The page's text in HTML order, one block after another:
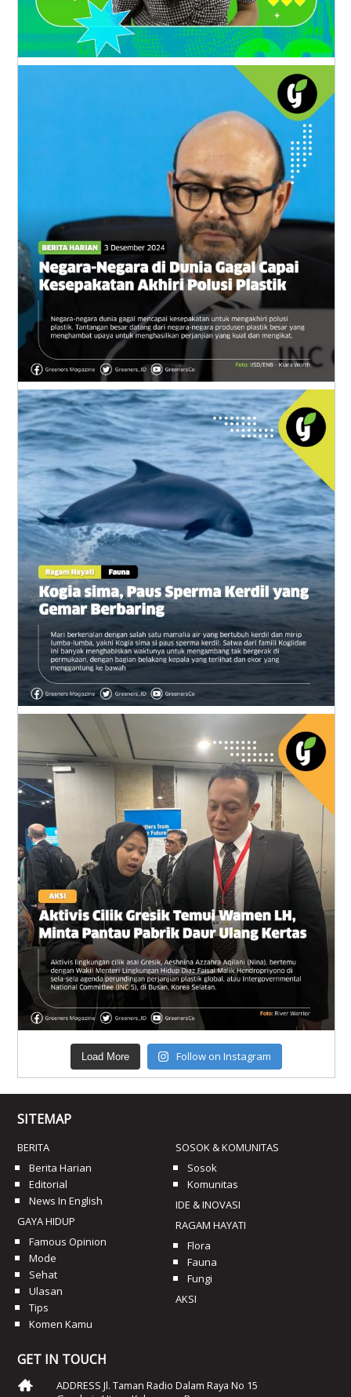
Load More Follow on Instagram
SITEMAP
BERITA
Berita Harian
Editorial
News In English
GAYA HIDUP
Famous Opinion
Mode
Sehat
Ulasan
Tips
Komen Kamu
SOSOK & KOMUNITAS
Sosok
Komunitas
IDE & INOVASI
RAGAM HAYATI
Flora
Fauna
Fungi
AKSI
GET IN TOUCH
ADDRESS Jl. Taman Radio Dalam Raya No 15